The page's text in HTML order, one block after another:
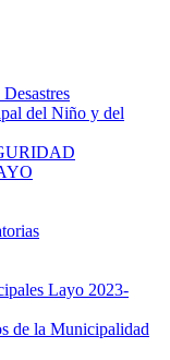
del Niño y del
Layo 2023-
de la Municipalidad